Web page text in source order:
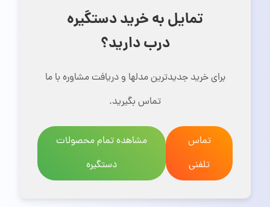
تمایل به خرید دستگیره
درب دارید؟
برای خرید جدید‌ترین مدلها و دریافت مشاوره با ما
تماس بگیرید.
تماس
تلفنی
مشاهده تمام محصولات
دستگیره